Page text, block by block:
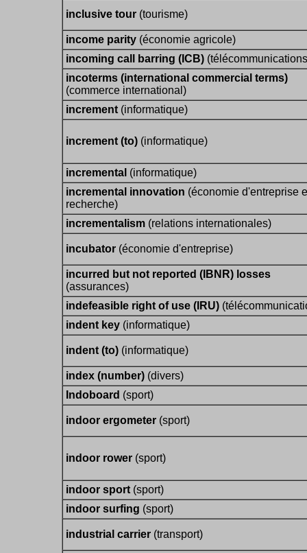
inclusive tour (tourisme)
income parity (économie agricole)
incoming call barring (ICB)
incoterms (international commercial terms)
(commerce international)
increment (informatique)
increment (to) (informatique)
incremental (informatique)
incremental innovation (économie d'entreprise
recherche)
incrementalism (relations internationales)
incubator (économie d'entreprise)
incurred but not reported (IBNR) losses
(assurances)
indefeasible right of use (IRU)
indent key (informatique)
indent (to) (informatique)
index (number) (divers)
Indoboard (sport)
indoor ergometer (sport)
indoor rower (sport)
indoor sport (sport)
indoor surfing (sport)
industrial carrier (transport)